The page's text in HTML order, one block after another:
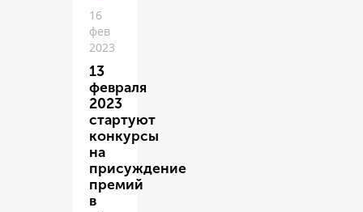
16
фев
2023
13
февраля
2023
стартуют
конкурсы
на
присуждение
премий
в